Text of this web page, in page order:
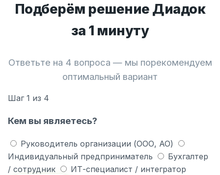
Подберём решение Диадок
за 1 минуту
Ответьте на 4 вопроса — мы порекомендуем
оптимальный вариант
Шаг 1 из 4
Кем вы являетесь?
Руководитель организации (ООО, АО)
Индивидуальный предприниматель
Бухгалтер
/ сотрудник
ИТ-специалист / интегратор